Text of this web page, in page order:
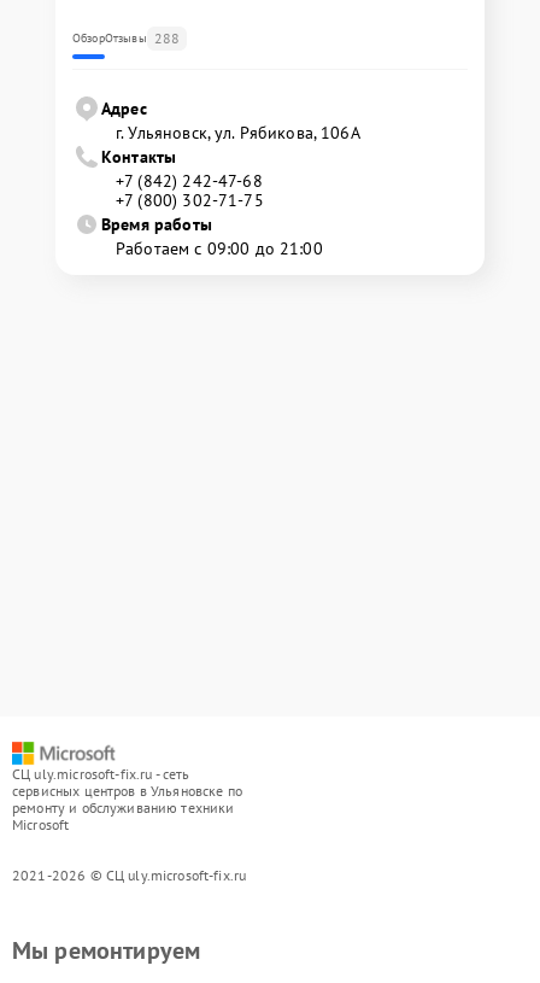
ОбзорОтзывы 288
Адрес
г. Ульяновск, ул. Рябикова, 106А
Контакты
+7 (842) 242-47-68
+7 (800) 302-71-75
Время работы
Работаем с 09:00 до 21:00
СЦ uly.microsoft-fix.ru - сеть
сервисных центров в Ульяновске по
ремонту и обслуживанию техники
Microsoft
2021-2026 © СЦ uly.microsoft-fix.ru
Мы ремонтируем